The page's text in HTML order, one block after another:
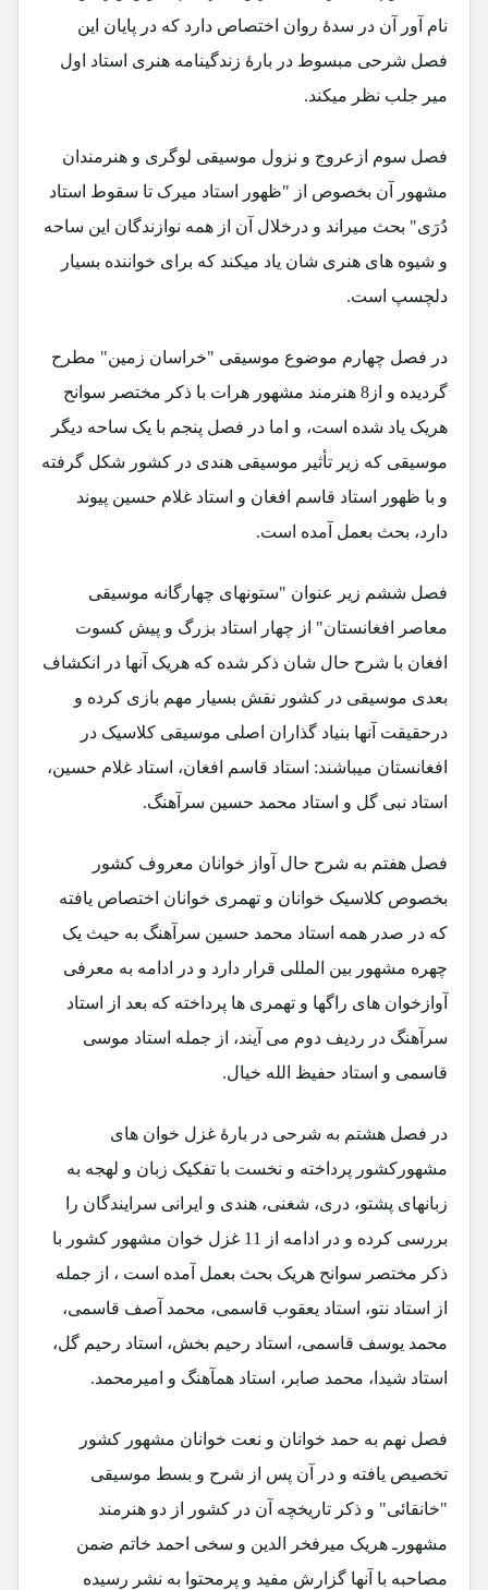
نام آور آن در سدۀ روان اختصاص دارد که در پایان این
فصل شرحی مبسوط در بارۀ زندگینامه هنری استاد اول
میر جلب نظر میکند.
فصل سوم ازعروج و نزول موسیقی لوگری و هنرمندان
مشهور آن بخصوص از "ظهور استاد میرک تا سقوط استاد
دُرَی" بحث میراند و درخلال آن از همه نوازندگان این ساحه
و شیوه های هنری شان یاد میکند که برای خواننده بسیار
دلچسپ است.
در فصل چهارم موضوع موسیقی "خراسان زمین" مطرح
گردیده و از8 هنرمند مشهور هرات با ذکر مختصر سوانح
هریک یاد شده است، و اما در فصل پنجم با یک ساحه دیگر
موسیقی که زیر تأثیر موسیقی هندی در کشور شکل گرفته
و با ظهور استاد قاسم افغان و استاد غلام حسین پیوند
دارد، بحث بعمل آمده است.
فصل ششم زیر عنوان "ستونهای چهارگانه موسیقی
معاصر افغانستان" از چهار استاد بزرگ و پیش کسوت
افغان با شرح حال شان ذکر شده که هریک آنها در انکشاف
بعدی موسیقی در کشور نقش بسیار مهم بازی کرده و
درحقیقت آنها بنیاد گذاران اصلی موسیقی کلاسیک در
افغانستان میباشند: استاد قاسم افغان، استاد غلام حسین،
استاد نبی گل و استاد محمد حسین سرآهنگ.
فصل هفتم به شرح حال آواز خوانان معروف کشور
بخصوص کلاسیک خوانان و تهمری خوانان اختصاص یافته
که در صدر همه استاد محمد حسین سرآهنگ به حیث یک
چهره مشهور بین المللی قرار دارد و در ادامه به معرفی
آوازخوان های راگها و تهمری ها پرداخته که بعد از استاد
سرآهنگ در ردیف دوم می آیند، از جمله استاد موسی
قاسمی و استاد حفیظ الله خیال.
در فصل هشتم به شرحی در بارۀ غزل خوان های
مشهورکشور پرداخته و نخست با تفکیک زبان و لهجه به
زبانهای پشتو، دری، شغنی، هندی و ایرانی سرایندگان را
بررسی کرده و در ادامه از 11 غزل خوان مشهور کشور با
ذکر مختصر سوانح هریک بحث بعمل آمده است ، از جمله
از استاد نتو، استاد یعقوب قاسمی، محمد آصف قاسمی،
محمد یوسف قاسمی، استاد رحیم بخش، استاد رحیم گل،
استاد شیدا، محمد صابر، استاد همآهنگ و امیرمحمد.
فصل نهم به حمد خوانان و نعت خوانان مشهور کشور
تخصیص یافته و در آن پس از شرح و بسط موسیقی
"خانقائی" و ذکر تاریخچه آن در کشور از دو هنرمند
مشهورـ هریک میرفخر الدین و سخی احمد خاتم ضمن
مصاحبه با آنها گزارش مفید و پرمحتوا به نشر رسیده